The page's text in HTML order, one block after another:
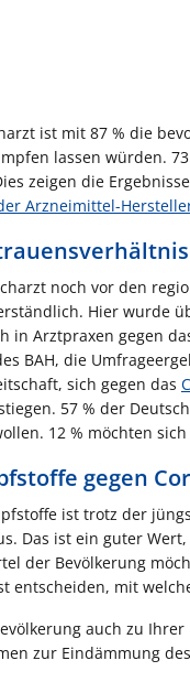
ist mit 87 % die
lassen würden.
zeigen die
Arzneimittel-
noch vor den
Hier wurde
in Arztpraxen gegen
BAH, die
sich gegen das
57 % der
12 % möchten
gegen
ist trotz der
Das ist ein guter
der Bevölkerung
entscheiden, mit
auch zu
zur Eindämmung